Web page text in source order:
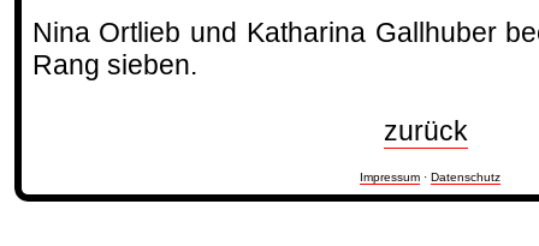
Nina Ortlieb und Katharina Gallhuber
Rang sieben.
zurück
Impressum · Datenschutz